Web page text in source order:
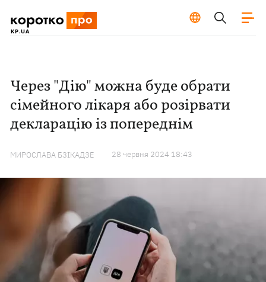
Через "Дію" можна буде обрати
сімейного лікаря або розірвати
декларацію із попереднім
МИРОСЛАВА БЗІКАДЗЕ 28 червня 2024 18:43